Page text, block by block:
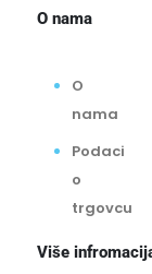
O nama
O
nama
Podaci
o
trgovcu
Više